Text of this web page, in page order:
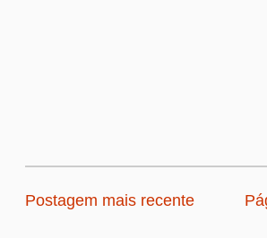
Postagem mais recente